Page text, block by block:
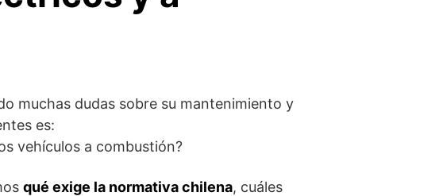
muchas dudas sobre su mantenimiento y
es:
vehículos a combustión?
qué exige la normativa chilena, cuáles